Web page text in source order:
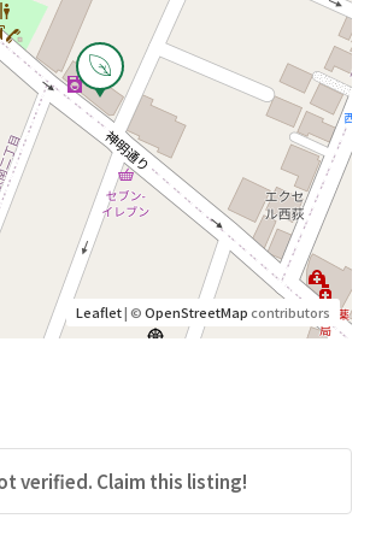
Leaflet| ©OpenStreetMapcontributors
verified. Claim this listing!